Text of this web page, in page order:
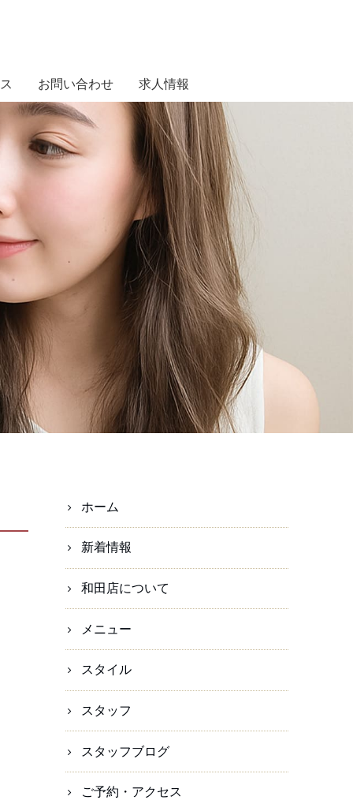
お問い合わせ 求人情報
ホーム
新着情報
和田店について
メニュー
スタイル
スタッフ
スタッフブログ
ご予約・アクセス